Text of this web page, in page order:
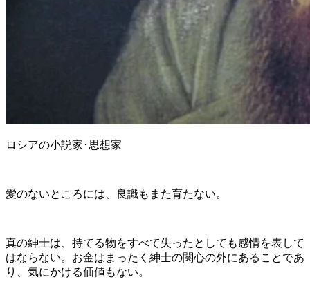
ロシアの小説家･思想家
愛のないところには、良識もまた育たない。
真の紳士は、持てる物をすべて失ったとしても感情を表して
はならない。お金はまったく紳士の関心の外にあることであ
り、気にかける価値もない。